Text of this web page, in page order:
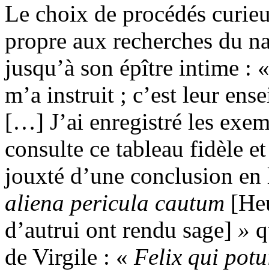
Le choix de procédés
propre aux recherches du
jusqu’à son épître intime :
m’a instruit ; c’est leur
[…] J’ai enregistré les
consulte ce tableau fidèle
jouxté d’une conclusion
aliena pericula cautum
d’autrui ont rendu sage] »
de Virgile : « Felix qui